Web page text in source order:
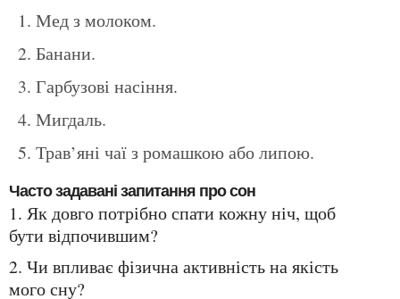
Мед з молоком.
Банани.
Гарбузові насіння.
Мигдаль.
Трав’яні чаї з ромашкою або липою.
Часто задавані запитання про сон
1. Як довго потрібно спати кожну ніч, щоб
бути відпочившим?
2. Чи впливає фізична активність на якість
мого сну?